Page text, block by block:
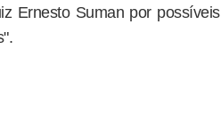
Ernesto Suman por possíveis